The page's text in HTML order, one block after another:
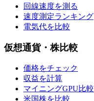
回線速度を測る
速度測定ランキング
電気代を比較
仮想通貨・株比較
価格をチェック
収益を計算
マイニングGPU比較
米国株を比較